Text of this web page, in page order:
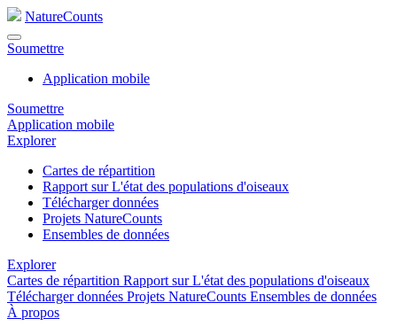
NatureCounts
Soumettre
Application mobile
Soumettre
Application mobile
Explorer
Cartes de répartition
Rapport sur L'état des populations d'oiseaux
Télécharger données
Projets NatureCounts
Ensembles de données
Explorer
Cartes de répartition Rapport sur L'état des populations d'oiseaux
Télécharger données Projets NatureCounts Ensembles de données
À propos